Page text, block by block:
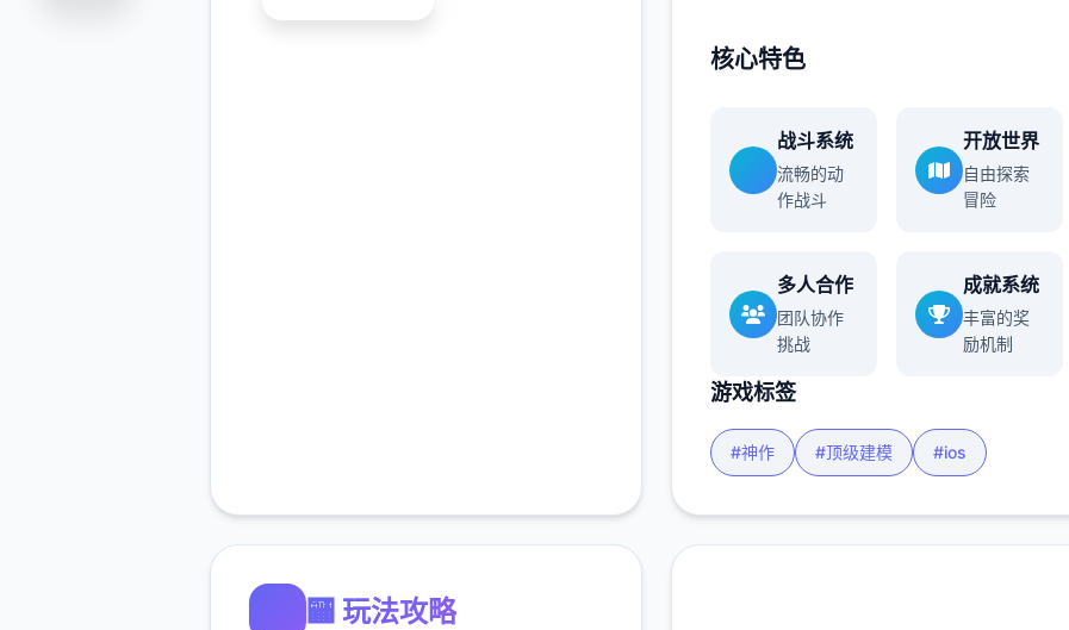
核心特色
战斗系统
流畅的动
作战斗
开放世界
自由探索
冒险
多人合作
团队协作
挑战
成就系统
丰富的奖
励机制
游戏标签
#神作 #顶级建模 #ios
🏧 玩法攻略